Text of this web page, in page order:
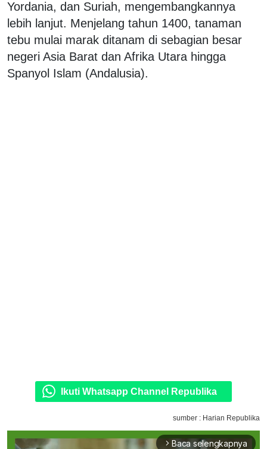
Yordania, dan Suriah, mengembangkannya
lebih lanjut. Menjelang tahun 1400, tanaman
tebu mulai marak ditanam di sebagian besar
negeri Asia Barat dan Afrika Utara hingga
Spanyol Islam (Andalusia).
Ikuti Whatsapp Channel Republika
sumber : Harian Republika
arrow_forward_ios Baca selengkapnya